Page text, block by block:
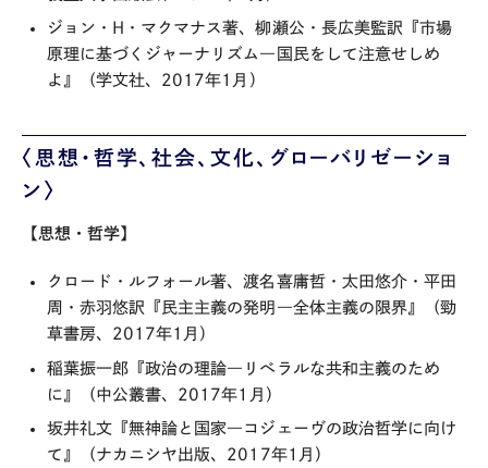
ジョン・H・マクマナス著、柳瀬公・長広美監訳『市場
原理に基づくジャーナリズム―国民をして注意せしめ
よ』（学文社、2017年1月）
〈思想・哲学、社会、文化、グローバリゼーショ
ン〉
【思想・哲学】
クロード・ルフォール著、渡名喜庸哲・太田悠介・平田
周・赤羽悠訳『民主主義の発明―全体主義の限界』（勁
草書房、2017年1月）
稲葉振一郎『政治の理論―リベラルな共和主義のため
に』（中公叢書、2017年1月）
坂井礼文『無神論と国家―コジェーヴの政治哲学に向け
て』（ナカニシヤ出版、2017年1月）